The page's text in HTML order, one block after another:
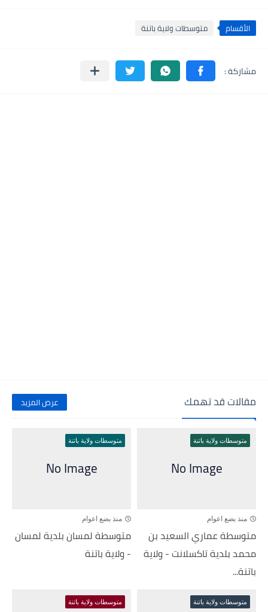
الأقسام متوسطات ولاية باتنة
مقالات قد تهمك عرض المزيد
متوسطات ولاية باتنة
منذ بضع اعوام
متوسطة عماري السعيد بن
محمد بلدية تاكسلانت - ولاية
باتنة...
متوسطات ولاية باتنة
منذ بضع اعوام
متوسطة لمسان بلدية لمسان
- ولاية باتنة
متوسطات ولاية باتنة متوسطات ولاية باتنة